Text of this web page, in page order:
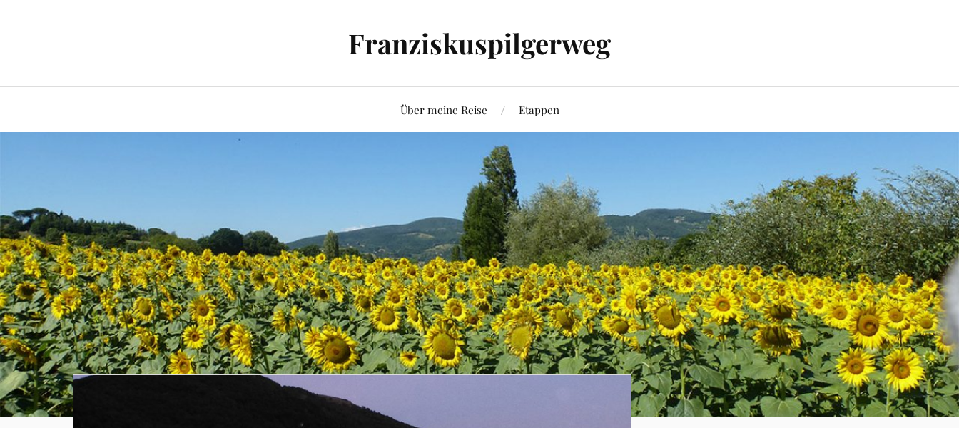
Franziskuspilgerweg
Über meine Reise Etappen